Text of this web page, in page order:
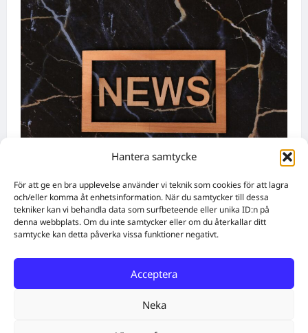
Hantera samtycke
För att ge en bra upplevelse använder vi teknik som cookies för att lagra
och/eller komma åt enhetsinformation. När du samtycker till dessa
tekniker kan vi behandla data som surfbeteende eller unika ID:n på
denna webbplats. Om du inte samtycker eller om du återkallar ditt
samtycke kan detta påverka vissa funktioner negativt.
Acceptera
Neka
Vad har hänt med AI? Senaste nyheterna
inom AI
WebbX augusti 2, 2026 0
Subscribe
Free QR Code Generator